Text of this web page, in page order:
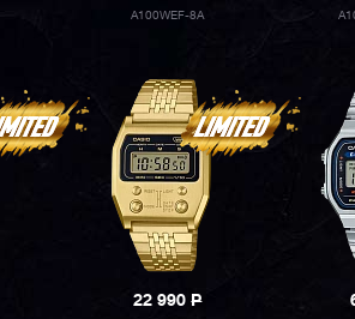
A100WEF-8A
22 990P